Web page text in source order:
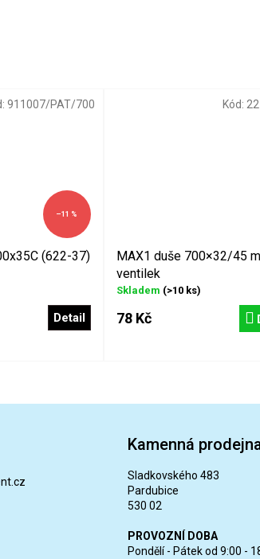
–11 %
(622-37)
Detail
911007/PAT/700
MAX1 duše 700×32/45
ventilek
Skladem (>10 ks)
78 Kč
Kód:
Kamenná
Sladkovského 483
Pardubice
530 02
PROVOZNÍ DOBA
Pondělí - Pátek od 9:00 -